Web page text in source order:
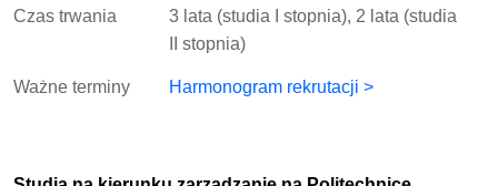
Czas trwania
3 lata (studia I stopnia), 2 lata (studia
II stopnia)
Ważne terminy Harmonogram rekrutacji >